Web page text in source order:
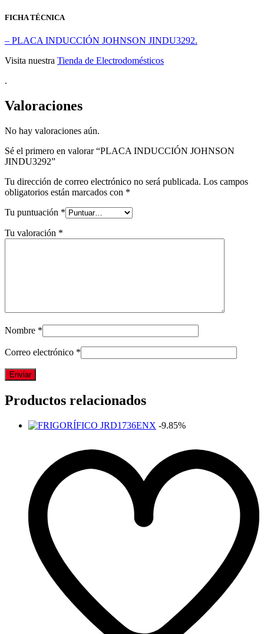
FICHA TÉCNICA
– PLACA INDUCCIÓN JOHNSON JINDU3292.
Visita nuestra Tienda de Electrodomésticos
.
Valoraciones
No hay valoraciones aún.
Sé el primero en valorar “PLACA INDUCCIÓN JOHNSON
JINDU3292”
Tu dirección de correo electrónico no será publicada. Los campos
obligatorios están marcados con *
Tu puntuación *
Tu valoración *
Nombre *
Correo electrónico *
Productos relacionados
-9.85%